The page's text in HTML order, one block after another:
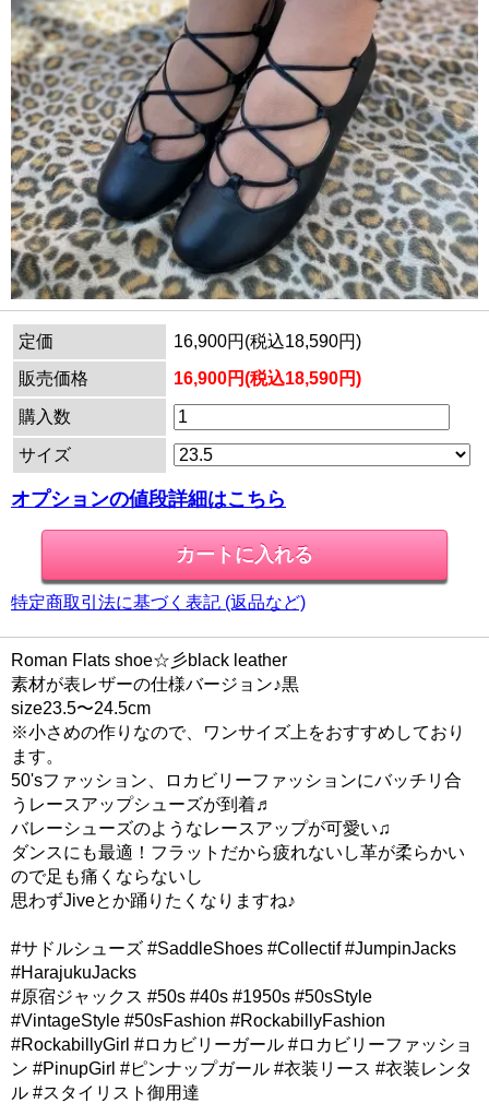
定価
16,900円(税込18,590円)
販売価格
16,900円(税込18,590円)
購入数
サイズ
オプションの値段詳細はこちら
特定商取引法に基づく表記 (返品など)
Roman Flats shoe☆彡black leather
素材が表レザーの仕様バージョン♪黒
size23.5〜24.5cm
※小さめの作りなので、ワンサイズ上をおすすめしており
ます。
50'sファッション、ロカビリーファッションにバッチリ合
うレースアップシューズが到着♬
バレーシューズのようなレースアップが可愛い♫
ダンスにも最適！フラットだから疲れないし革が柔らかい
ので足も痛くならないし
思わずJiveとか踊りたくなりますね♪
#サドルシューズ #SaddleShoes #Collectif #JumpinJacks
#HarajukuJacks
#原宿ジャックス #50s #40s #1950s #50sStyle
#VintageStyle #50sFashion #RockabillyFashion
#RockabillyGirl #ロカビリーガール #ロカビリーファッショ
ン #PinupGirl #ピンナップガール #衣装リース #衣装レンタ
ル #スタイリスト御用達